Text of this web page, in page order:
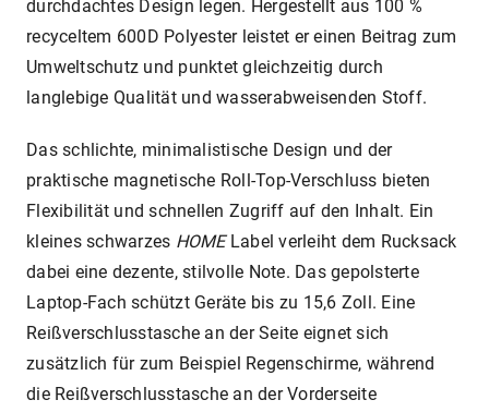
durchdachtes Design legen. Hergestellt aus 100 %
recyceltem 600D Polyester leistet er einen Beitrag zum
Umweltschutz und punktet gleichzeitig durch
langlebige Qualität und wasserabweisenden Stoff.
Das schlichte, minimalistische Design und der
praktische magnetische Roll-Top-Verschluss bieten
Flexibilität und schnellen Zugriff auf den Inhalt. Ein
kleines schwarzes HOMELabel verleiht dem Rucksack
dabei eine dezente, stilvolle Note. Das gepolsterte
Laptop-Fach schützt Geräte bis zu 15,6 Zoll. Eine
Reißverschlusstasche an der Seite eignet sich
zusätzlich für zum Beispiel Regenschirme, während
die Reißverschlusstasche an der Vorderseite